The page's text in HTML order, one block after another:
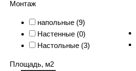
Монтаж
напольные (9)
Настенные (0)
Настольные (3)
Площадь, м2